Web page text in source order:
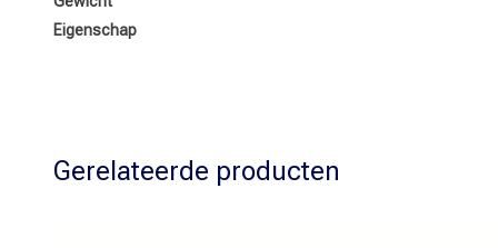
Eigenschap
Gerelateerde producten